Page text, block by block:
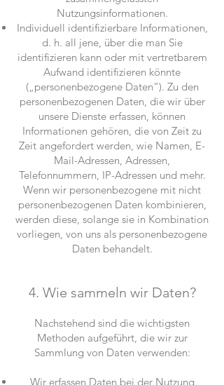
Nutzungsinformationen.
Individuell identifizierbare Informationen,
d. h. all jene, über die man Sie
identifizieren kann oder mit vertretbarem
Aufwand identifizieren könnte
(„personenbezogene Daten“). Zu den
personenbezogenen Daten, die wir über
unsere Dienste erfassen, können
Informationen gehören, die von Zeit zu
Zeit angefordert werden, wie Namen, E-
Mail-Adressen, Adressen,
Telefonnummern, IP-Adressen und mehr.
Wenn wir personenbezogene mit nicht
personenbezogenen Daten kombinieren,
werden diese, solange sie in Kombination
vorliegen, von uns als personenbezogene
Daten behandelt.
4. Wie sammeln wir Daten?
Nachstehend sind die wichtigsten
Methoden aufgeführt, die wir zur
Sammlung von Daten verwenden:
Wir erfassen Daten bei der Nutzung